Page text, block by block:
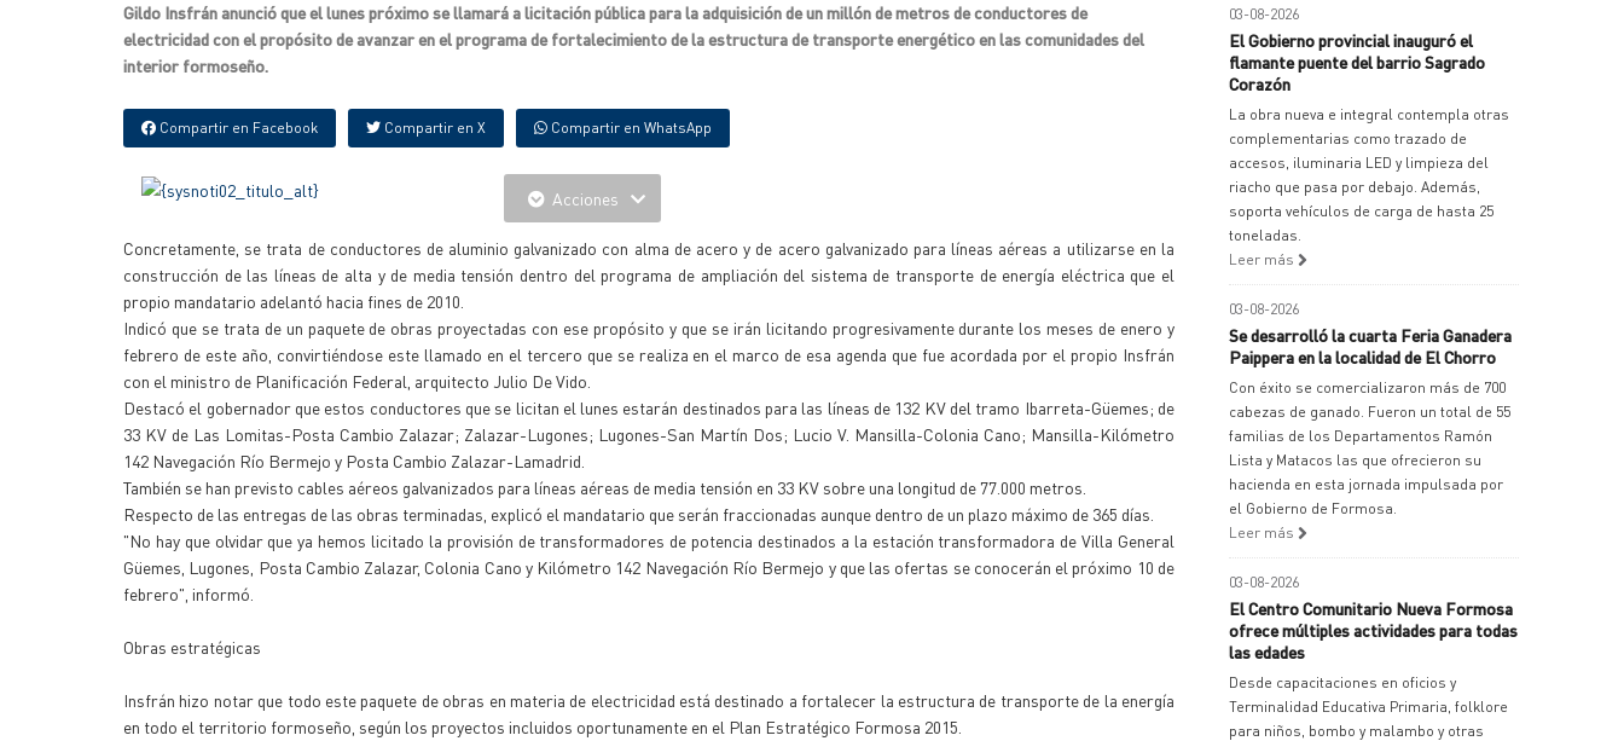
Gildo Insfrán anunció que el lunes próximo se llamará a licitación pública para la adquisición de un millón de metros de conductores de
electricidad con el propósito de avanzar en el programa de fortalecimiento de la estructura de transporte energético en las comunidades del
interior formoseño.
Compartir en Facebook Compartir en X Compartir en WhatsApp
Acciones
Concretamente, se trata de conductores de aluminio galvanizado con alma de acero y de acero galvanizado para líneas aéreas a utilizarse en la
construcción de las líneas de alta y de media tensión dentro del programa de ampliación del sistema de transporte de energía eléctrica que el
propio mandatario adelantó hacia fines de 2010.
Indicó que se trata de un paquete de obras proyectadas con ese propósito y que se irán licitando progresivamente durante los meses de enero y
febrero de este año, convirtiéndose este llamado en el tercero que se realiza en el marco de esa agenda que fue acordada por el propio Insfrán
con el ministro de Planificación Federal, arquitecto Julio De Vido.
Destacó el gobernador que estos conductores que se licitan el lunes estarán destinados para las líneas de 132 KV del tramo Ibarreta-Güemes; de
33 KV de Las Lomitas-Posta Cambio Zalazar; Zalazar-Lugones; Lugones-San Martín Dos; Lucio V. Mansilla-Colonia Cano; Mansilla-Kilómetro
142 Navegación Río Bermejo y Posta Cambio Zalazar-Lamadrid.
También se han previsto cables aéreos galvanizados para líneas aéreas de media tensión en 33 KV sobre una longitud de 77.000 metros.
Respecto de las entregas de las obras terminadas, explicó el mandatario que serán fraccionadas aunque dentro de un plazo máximo de 365 días.
"No hay que olvidar que ya hemos licitado la provisión de transformadores de potencia destinados a la estación transformadora de Villa General
Güemes, Lugones, Posta Cambio Zalazar, Colonia Cano y Kilómetro 142 Navegación Río Bermejo y que las ofertas se conocerán el próximo 10 de
febrero", informó.
Obras estratégicas
Insfrán hizo notar que todo este paquete de obras en materia de electricidad está destinado a fortalecer la estructura de transporte de la energía
en todo el territorio formoseño, según los proyectos incluidos oportunamente en el Plan Estratégico Formosa 2015.
03-08-2026
El Gobierno provincial inauguró el
flamante puente del barrio Sagrado
Corazón
La obra nueva e integral contempla otras
complementarias como trazado de
accesos, iluminaria LED y limpieza del
riacho que pasa por debajo. Además,
soporta vehículos de carga de hasta 25
toneladas.
Leer más
03-08-2026
Se desarrolló la cuarta Feria Ganadera
Paippera en la localidad de El Chorro
Con éxito se comercializaron más de 700
cabezas de ganado. Fueron un total de 55
familias de los Departamentos Ramón
Lista y Matacos las que ofrecieron su
hacienda en esta jornada impulsada por
el Gobierno de Formosa.
Leer más
03-08-2026
El Centro Comunitario Nueva Formosa
ofrece múltiples actividades para todas
las edades
Desde capacitaciones en oficios y
Terminalidad Educativa Primaria, folklore
para niños, bombo y malambo y otras